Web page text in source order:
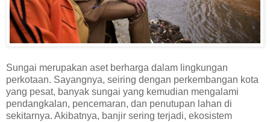
Sungai merupakan aset berharga dalam lingkungan
perkotaan. Sayangnya, seiring dengan perkembangan kota
yang pesat, banyak sungai yang kemudian mengalami
pendangkalan, pencemaran, dan penutupan lahan di
sekitarnya. Akibatnya, banjir sering terjadi, ekosistem